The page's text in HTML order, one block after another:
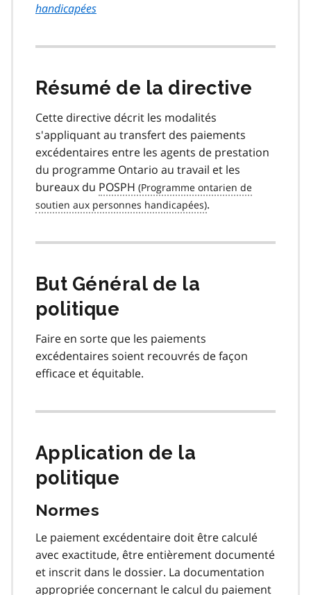
handicapées
Résumé de la directive
Cette directive décrit les modalités
s'appliquant au transfert des paiements
excédentaires entre les agents de prestation
du programme Ontario au travail et les
bureaux du POSPH
.
But Général de la
politique
Faire en sorte que les paiements
excédentaires soient recouvrés de façon
efficace et équitable.
Application de la
politique
Normes
Le paiement excédentaire doit être calculé
avec exactitude, être entièrement documenté
et inscrit dans le dossier. La documentation
appropriée concernant le calcul du paiement